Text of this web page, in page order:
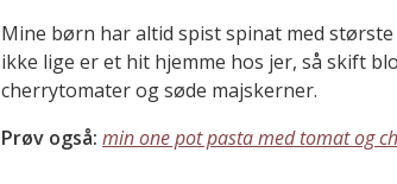
Mine børn har altid spist spinat med
ikke lige er et hit hjemme hos jer, så skift
cherrytomater og søde majskerner.
Prøv også: min one pot pasta med tomat og